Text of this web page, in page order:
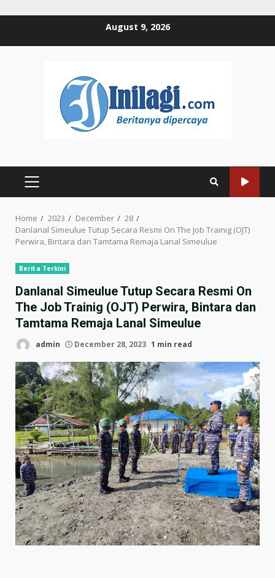
August 9, 2026
PRIMARY
Home 2023 December
28
Danlanal Simeulue Tutup Secara Resmi On The Job Trainig (OJT)
Perwira, Bintara dan Tamtama Remaja Lanal Simeulue
Berita Terkini
Danlanal Simeulue Tutup Secara Resmi On
The Job Trainig (OJT) Perwira, Bintara dan
Tamtama Remaja Lanal Simeulue
admin December 28, 2023 1 min read